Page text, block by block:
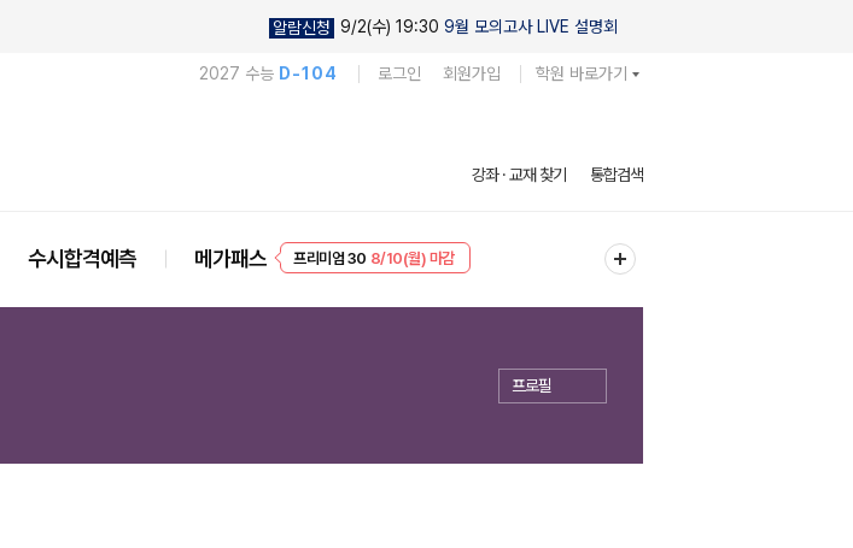
알람신청 9/2(수) 19:30 9월 모의고사 LIVE 설명회
2027 수능 D-104 로그인 회원가입 학원 바로가기
강좌 · 교재 찾기 통합검색
수시합격예측 메가패스
프리미엄 30 8/10(월) 마감
프로필